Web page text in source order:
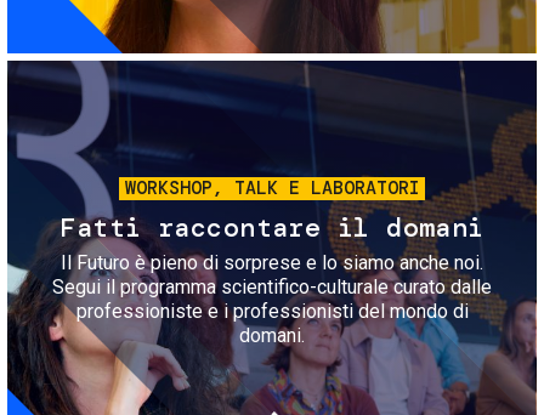
Immagine
WORKSHOP, TALK E LABORATORI
Fatti raccontare il domani
Il Futuro è pieno di sorprese e lo siamo anche noi.
Segui il programma scientifico-culturale curato dalle
professioniste e i professionisti del mondo di
domani.